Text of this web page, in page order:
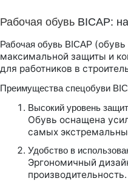
Рабочая обувь BICAP:
Рабочая обувь BICAP (обувь
максимальной защиты и
для работников в
Преимущества спецобуви
Высокий уровень
Обувь оснащена
самых
Удобство в
Эргономичный
производительность.